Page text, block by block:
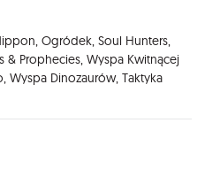
Ogródek, Soul Hunters,
& Prophecies, Wyspa Kwitnącej
Wyspa Dinozaurów, Taktyka